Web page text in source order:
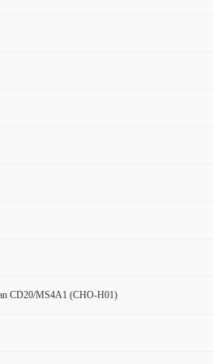
CD20/MS4A1 (CHO-H01)